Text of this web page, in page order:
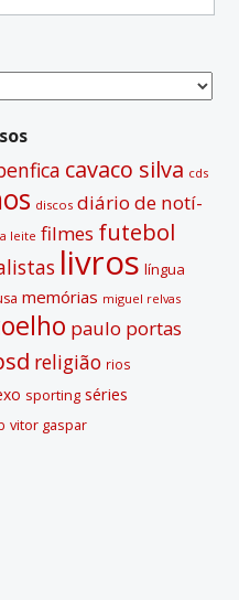
cavaco silva cds
discos diário de notí­
leite filmes futebol
livros lí­ngua
memórias miguel relvas
paulo portas
religião rios
sporting séries
vitor gaspar